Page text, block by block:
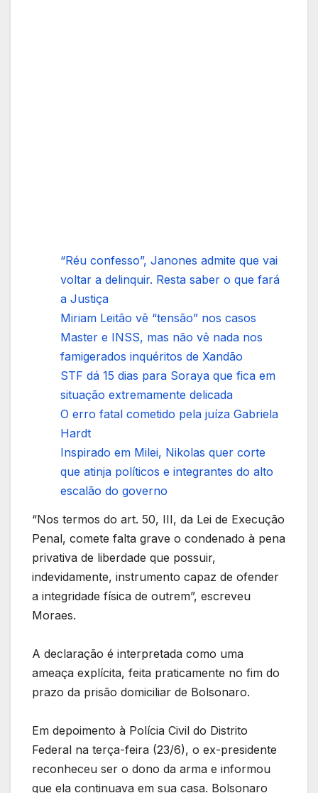
“Réu confesso”, Janones admite que vai
voltar a delinquir. Resta saber o que fará
a Justiça
Miriam Leitão vê “tensão” nos casos
Master e INSS, mas não vê nada nos
famigerados inquéritos de Xandão
STF dá 15 dias para Soraya que fica em
situação extremamente delicada
O erro fatal cometido pela juíza Gabriela
Hardt
Inspirado em Milei, Nikolas quer corte
que atinja políticos e integrantes do alto
escalão do governo
“Nos termos do art. 50, III, da Lei de Execução
Penal, comete falta grave o condenado à pena
privativa de liberdade que possuir,
indevidamente, instrumento capaz de ofender
a integridade física de outrem”, escreveu
Moraes.
A declaração é interpretada como uma
ameaça explícita, feita praticamente no fim do
prazo da prisão domiciliar de Bolsonaro.
Em depoimento à Polícia Civil do Distrito
Federal na terça-feira (23/6), o ex-presidente
reconheceu ser o dono da arma e informou
que ela continuava em sua casa. Bolsonaro